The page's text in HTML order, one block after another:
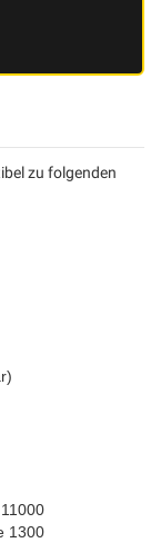
zu folgenden
1300